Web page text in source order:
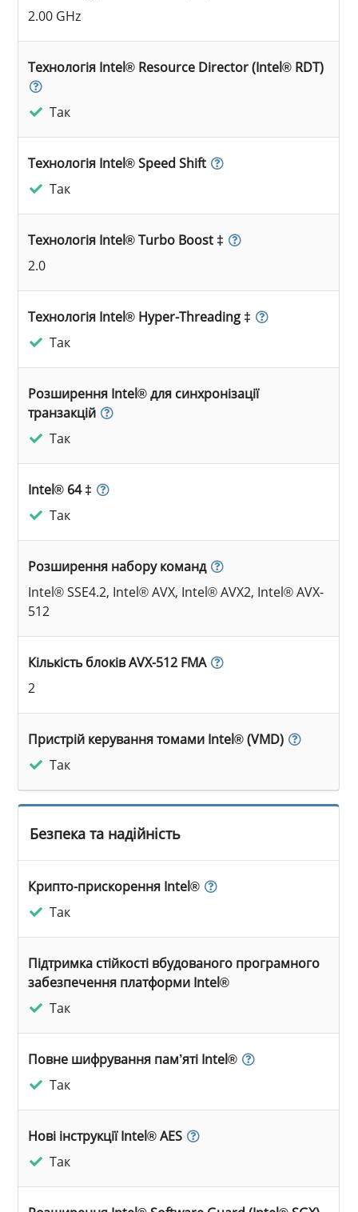
2.00 GHz
Технологія Intel® Resource Director (Intel® RDT)
Так
Технологія Intel® Speed Shift
Так
Технологія Intel® Turbo Boost ‡
2.0
Технологія Intel® Hyper-Threading ‡
Так
Розширення Intel® для синхронізації
транзакцій
Так
Intel® 64 ‡
Так
Розширення набору команд
Intel® SSE4.2, Intel® AVX, Intel® AVX2, Intel® AVX-
512
Кількість блоків AVX-512 FMA
2
Пристрій керування томами Intel® (VMD)
Так
Безпека та надійність
Крипто-прискорення Intel®
Так
Підтримка стійкості вбудованого програмного
забезпечення платформи Intel®
Так
Повне шифрування пам’яті Intel®
Так
Нові інструкції Intel® AES
Так